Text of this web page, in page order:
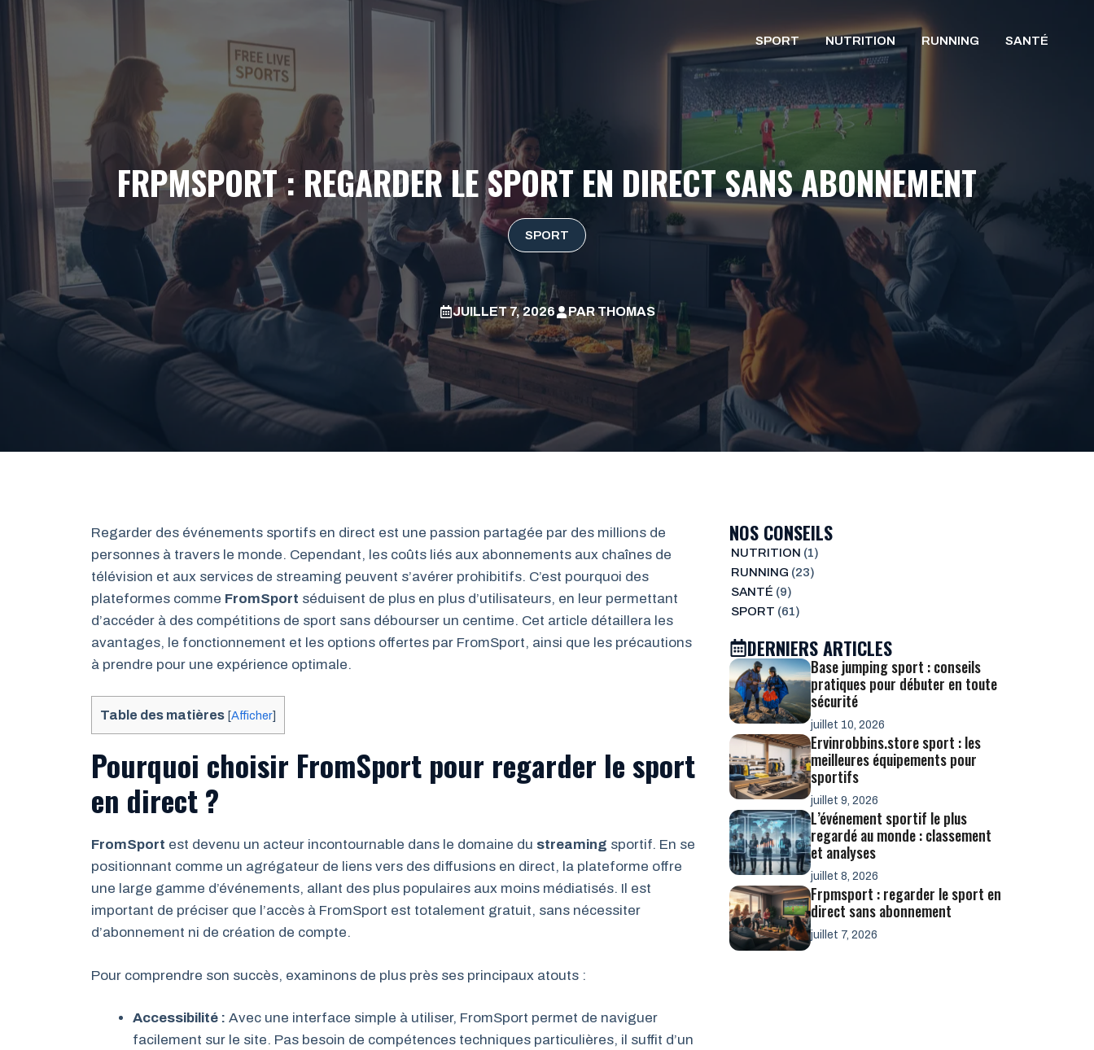
Aller
contenu
SPORT NUTRITION RUNNING SANTÉ
FRPMSPORT : REGARDER LE SPORT EN DIRECT SANS ABONNEMENT
SPORT
JUILLET 7, 2026 PARTHOMAS
Regarder des événements sportifs en direct est une passion partagée par des millions de
personnes à travers le monde. Cependant, les coûts liés aux abonnements aux chaînes de
télévision et aux services de streaming peuvent s’avérer prohibitifs. C’est pourquoi des
plateformes comme FromSport séduisent de plus en plus d’utilisateurs, en leur permettant
d’accéder à des compétitions de sport sans débourser un centime. Cet article détaillera les
avantages, le fonctionnement et les options offertes par FromSport, ainsi que les précautions
à prendre pour une expérience optimale.
Table des matières [Afficher]
Pourquoi choisir FromSport pour regarder le sport
en direct ?
FromSport est devenu un acteur incontournable dans le domaine du streaming sportif. En se
positionnant comme un agrégateur de liens vers des diffusions en direct, la plateforme offre
une large gamme d’événements, allant des plus populaires aux moins médiatisés. Il est
important de préciser que l’accès à FromSport est totalement gratuit, sans nécessiter
d’abonnement ni de création de compte.
Pour comprendre son succès, examinons de plus près ses principaux atouts :
Accessibilité : Avec une interface simple à utiliser, FromSport permet de naviguer
facilement sur le site. Pas besoin de compétences techniques particulières, il suffit d’un
NOS CONSEILS
NUTRITION (1)
RUNNING (23)
SANTÉ (9)
SPORT (61)
DERNIERS ARTICLES
Base jumping sport : conseils
pratiques pour débuter en toute
sécurité
juillet 10, 2026
Ervinrobbins.store sport : les
meilleures équipements pour
sportifs
juillet 9, 2026
L’événement sportif le plus
regardé au monde : classement
et analyses
juillet 8, 2026
Frpmsport : regarder le sport en
direct sans abonnement
juillet 7, 2026